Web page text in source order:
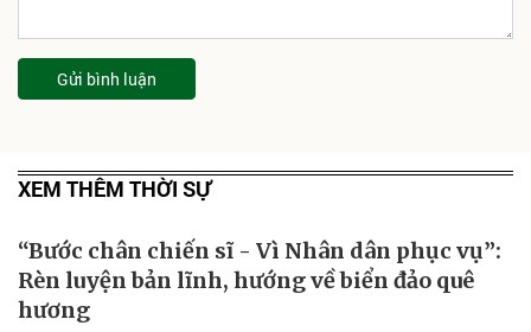
Gửi bình luận
XEM THÊM THỜI SỰ
“Bước chân chiến sĩ - Vì Nhân dân phục vụ”:
Rèn luyện bản lĩnh, hướng về biển đảo quê
hương